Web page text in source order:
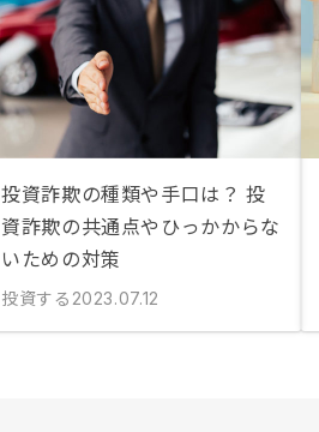
投資詐欺の種類や手口は？ 投
資詐欺の共通点やひっかからな
いための対策
投資する 2023.07.12